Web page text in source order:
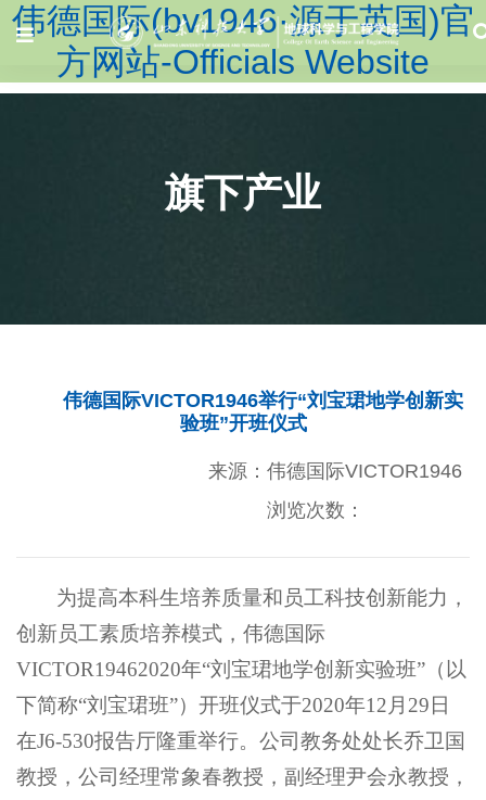
伟德国际(bv1946·源于英国)官
方网站-Officials Website
旗下产业
伟德国际VICTOR1946举行“刘宝珺地学创新实
验班”开班仪式
来源：伟德国际VICTOR1946
浏览次数：
为提高本科生培养质量和员工科技创新能力，
创新员工素质培养模式，伟德国际
VICTOR19462020年“刘宝珺地学创新实验班”（以
下简称“刘宝珺班”）开班仪式于2020年12月29日
在J6-530报告厅隆重举行。公司教务处处长乔卫国
教授，公司经理常象春教授，副经理尹会永教授，